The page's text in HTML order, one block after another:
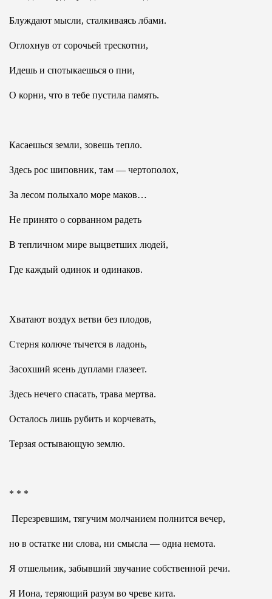
Блуждают мысли, сталкиваясь лбами.
Оглохнув от сорочьей трескотни,
Идешь и спотыкаешься о пни,
О корни, что в тебе пустила память.
Касаешься земли, зовешь тепло.
Здесь рос шиповник, там — чертополох,
За лесом полыхало море маков…
Не принято о сорванном радеть
В тепличном мире выцветших людей,
Где каждый одинок и одинаков.
Хватают воздух ветви без плодов,
Стерня колюче тычется в ладонь,
Засохший ясень дуплами глазеет.
Здесь нечего спасать, трава мертва.
Осталось лишь рубить и корчевать,
Терзая остывающую землю.
* * *
Перезревшим, тягучим молчанием полнится вечер,
но в остатке ни слова, ни смысла — одна немота.
Я отшельник, забывший звучание собственной речи.
Я Иона, теряющий разум во чреве кита.